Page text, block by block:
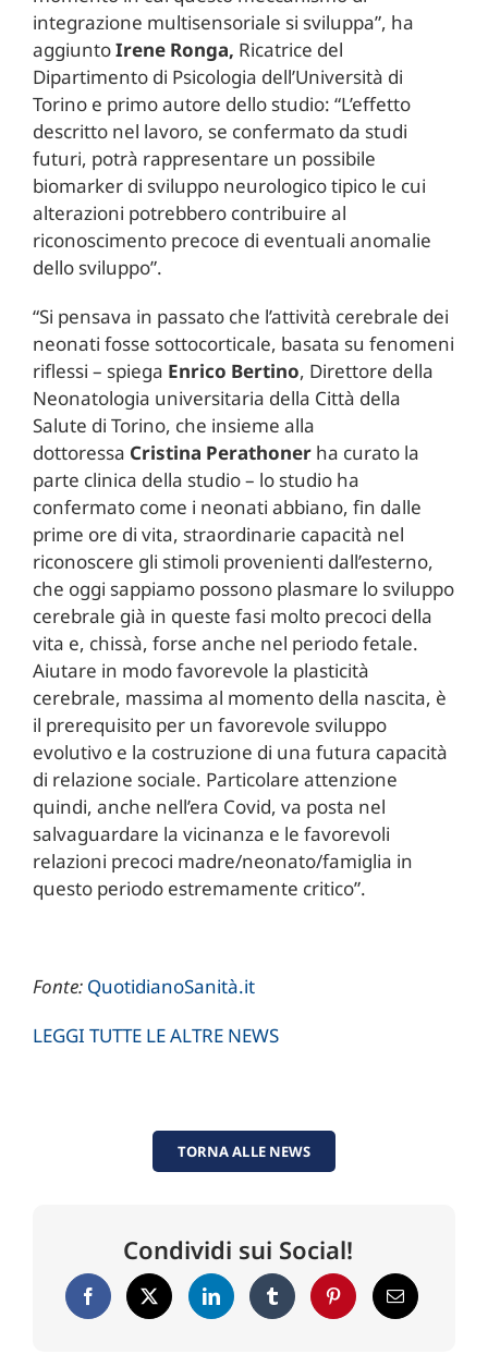
integrazione multisensoriale si sviluppa”, ha
aggiuntoIrene Ronga, Ricatrice del
Dipartimento di Psicologia dell’Università di
Torino e primo autore dello studio: “L’effetto
descritto nel lavoro, se confermato da studi
futuri, potrà rappresentare un possibile
biomarker di sviluppo neurologico tipico le cui
alterazioni potrebbero contribuire al
riconoscimento precoce di eventuali anomalie
dello sviluppo”.
“Si pensava in passato che l’attività cerebrale dei
neonati fosse sottocorticale, basata su fenomeni
riflessi – spiega Enrico Bertino, Direttore della
Neonatologia universitaria della Città della
Salute di Torino, che insieme alla
dottoressa Cristina Perathoner ha curato la
parte clinica della studio – lo studio ha
confermato come i neonati abbiano, fin dalle
prime ore di vita, straordinarie capacità nel
riconoscere gli stimoli provenienti dall’esterno,
che oggi sappiamo possono plasmare lo sviluppo
cerebrale già in queste fasi molto precoci della
vita e, chissà, forse anche nel periodo fetale.
Aiutare in modo favorevole la plasticità
cerebrale, massima al momento della nascita, è
il prerequisito per un favorevole sviluppo
evolutivo e la costruzione di una futura capacità
di relazione sociale. Particolare attenzione
quindi, anche nell’era Covid, va posta nel
salvaguardare la vicinanza e le favorevoli
relazioni precoci madre/neonato/famiglia in
questo periodo estremamente critico”.
Fonte: QuotidianoSanità.it
LEGGI TUTTE LE ALTRE NEWS
TORNA ALLE NEWS
Condividi sui Social!